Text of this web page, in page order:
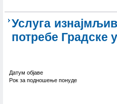
Услуга
потребе Градске
Датум објаве
Рок за подношење понуде